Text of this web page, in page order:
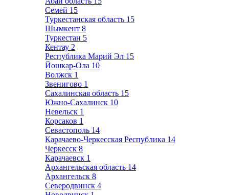
Семей 15
Туркестанская область 15
Шымкент 8
Туркестан 5
Кентау 2
Республика Марий Эл 15
Йошкар-Ола 10
Волжск 1
Звенигово 1
Сахалинская область 15
Южно-Сахалинск 10
Невельск 1
Корсаков 1
Севастополь 14
Карачаево-Черкесская Республика 14
Черкесск 8
Карачаевск 1
Архангельская область 14
Архангельск 8
Северодвинск 4